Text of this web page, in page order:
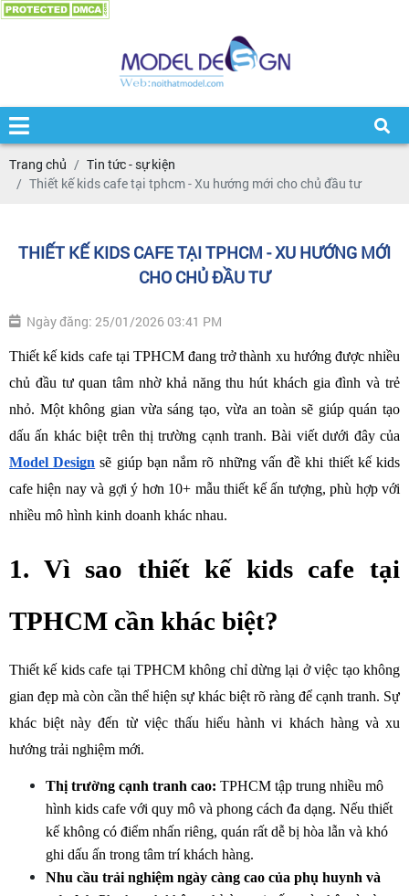
Trang chủ
Tin tức - sự kiện
Thiết kế kids cafe tại tphcm - Xu hướng mới cho chủ đầu tư
THIẾT KẾ KIDS CAFE TẠI TPHCM - XU HƯỚNG MỚI
CHO CHỦ ĐẦU TƯ
Ngày đăng: 25/01/2026 03:41 PM
Thiết kế kids cafe tại TPHCM đang trở thành xu hướng được nhiều
chủ đầu tư quan tâm nhờ khả năng thu hút khách gia đình và trẻ
nhỏ. Một không gian vừa sáng tạo, vừa an toàn sẽ giúp quán tạo
Model Design sẽ giúp bạn nắm rõ những vấn đề khi thiết kế kids
cafe hiện nay và gợi ý hơn 10+ mẫu thiết kế ấn tượng, phù hợp với
nhiều mô hình kinh doanh khác nhau.
1. Vì sao thiết kế kids cafe tại
TPHCM cần khác biệt?
Thiết kế kids cafe tại TPHCM không chỉ dừng lại ở việc tạo không
gian đẹp mà còn cần thể hiện sự khác biệt rõ ràng để cạnh tranh. Sự
khác biệt này đến từ việc thấu hiểu hành vi khách hàng và xu
hướng trải nghiệm mới.
Thị trường cạnh tranh cao: TPHCM tập trung nhiều mô
hình kids cafe với quy mô và phong cách đa dạng. Nếu thiết
kế không có điểm nhấn riêng, quán rất dễ bị hòa lẫn và khó
ghi dấu ấn trong tâm trí khách hàng.
Nhu cầu trải nghiệm ngày càng cao của phụ huynh và